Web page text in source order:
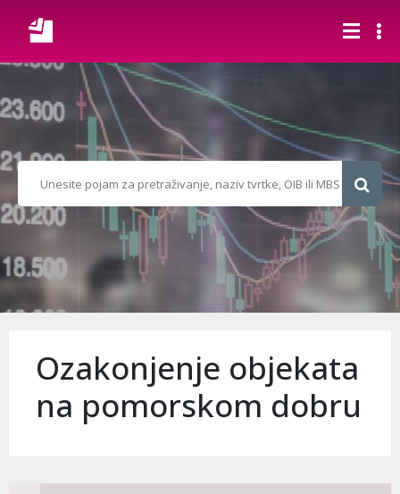
Ozakonjenje objekata
na pomorskom dobru